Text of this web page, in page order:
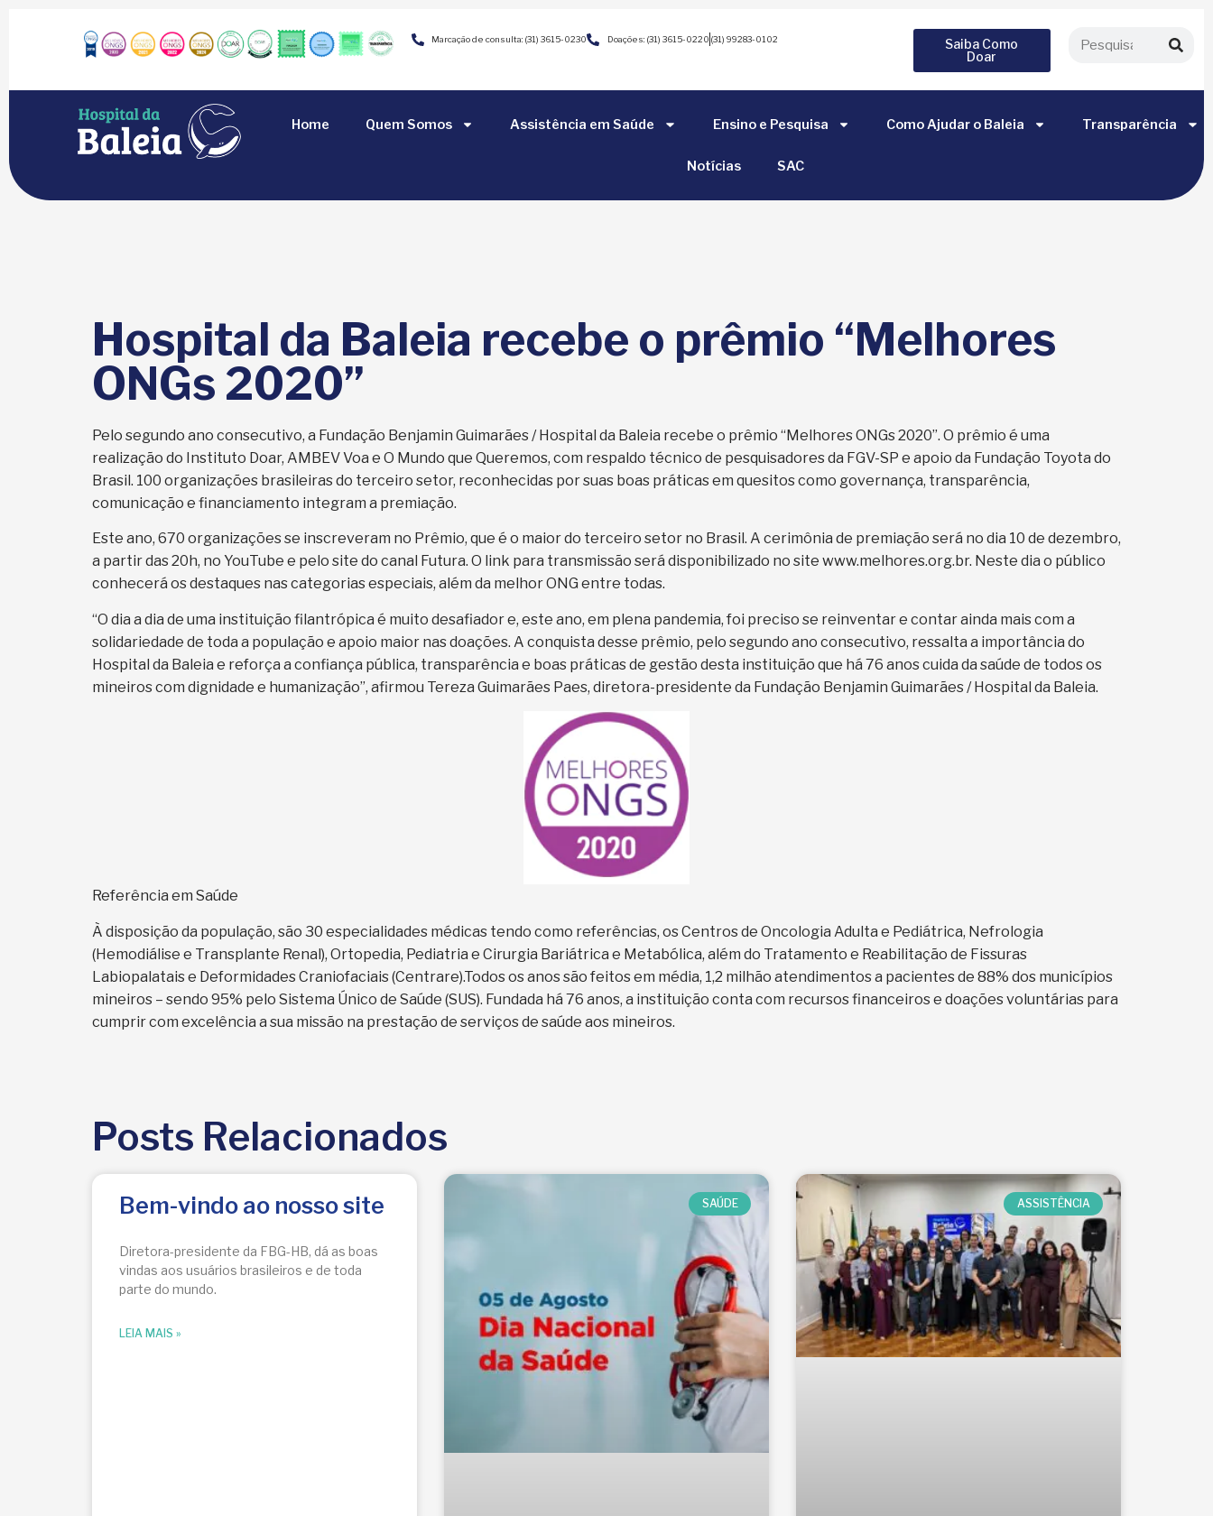
Marcação de consulta: (31) 3615-0230 Doações: (31) 3615-0220 (31) 99283-0102
Saiba Como
Doar
Home Quem Somos Assistência em Saúde Ensino e Pesquisa Como Ajudar o Baleia Transparência
Notícias SAC
Hospital da Baleia recebe o prêmio “Melhores
ONGs 2020”
Pelo segundo ano consecutivo, a Fundação Benjamin Guimarães / Hospital da Baleia recebe o prêmio “Melhores ONGs 2020”. O prêmio é uma
realização do Instituto Doar, AMBEV Voa e O Mundo que Queremos, com respaldo técnico de pesquisadores da FGV-SP e apoio da Fundação Toyota do
Brasil. 100 organizações brasileiras do terceiro setor, reconhecidas por suas boas práticas em quesitos como governança, transparência,
comunicação e financiamento integram a premiação.
Este ano, 670 organizações se inscreveram no Prêmio, que é o maior do terceiro setor no Brasil. A cerimônia de premiação será no dia 10 de dezembro,
a partir das 20h, no YouTube e pelo site do canal Futura. O link para transmissão será disponibilizado no site www.melhores.org.br. Neste dia o público
conhecerá os destaques nas categorias especiais, além da melhor ONG entre todas.
“O dia a dia de uma instituição filantrópica é muito desafiador e, este ano, em plena pandemia, foi preciso se reinventar e contar ainda mais com a
solidariedade de toda a população e apoio maior nas doações. A conquista desse prêmio, pelo segundo ano consecutivo, ressalta a importância do
Hospital da Baleia e reforça a confiança pública, transparência e boas práticas de gestão desta instituição que há 76 anos cuida da saúde de todos os
mineiros com dignidade e humanização”, afirmou Tereza Guimarães Paes, diretora-presidente da Fundação Benjamin Guimarães / Hospital da Baleia.
Referência em Saúde
À disposição da população, são 30 especialidades médicas tendo como referências, os Centros de Oncologia Adulta e Pediátrica, Nefrologia
(Hemodiálise e Transplante Renal), Ortopedia, Pediatria e Cirurgia Bariátrica e Metabólica, além do Tratamento e Reabilitação de Fissuras
Labiopalatais e Deformidades Craniofaciais (Centrare).Todos os anos são feitos em média, 1,2 milhão atendimentos a pacientes de 88% dos municípios
mineiros – sendo 95% pelo Sistema Único de Saúde (SUS). Fundada há 76 anos, a instituição conta com recursos financeiros e doações voluntárias para
cumprir com excelência a sua missão na prestação de serviços de saúde aos mineiros.
Posts Relacionados
Bem-vindo ao nosso site
Diretora-presidente da FBG-HB, dá as boas
vindas aos usuários brasileiros e de toda
parte do mundo.
LEIA MAIS »
SAÚDE ASSISTÊNCIA